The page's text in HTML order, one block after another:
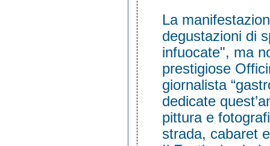
La
degustazioni di
infuocate", ma
prestigiose
giornalista
dedicate
pittura e
strada, cabaret